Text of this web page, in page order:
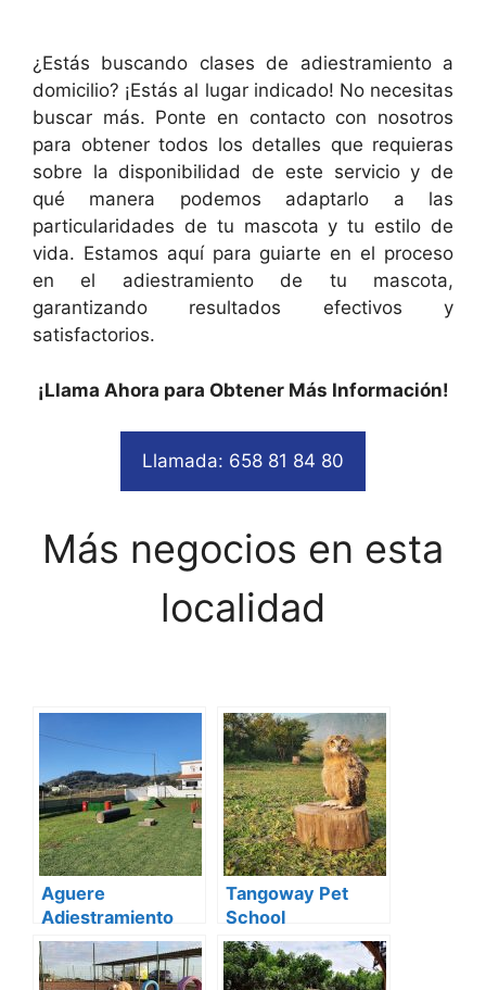
¿Estás buscando clases de adiestramiento a
domicilio? ¡Estás al lugar indicado! No necesitas
buscar más. Ponte en contacto con nosotros
para obtener todos los detalles que requieras
sobre la disponibilidad de este servicio y de
qué manera podemos adaptarlo a las
particularidades de tu mascota y tu estilo de
vida. Estamos aquí para guiarte en el proceso
en el adiestramiento de tu mascota,
garantizando resultados efectivos y
satisfactorios.
¡Llama Ahora para Obtener Más Información!
Llamada: 658 81 84 80
Más negocios en esta
localidad
Aguere
Adiestramiento
Canino
Tangoway Pet
School